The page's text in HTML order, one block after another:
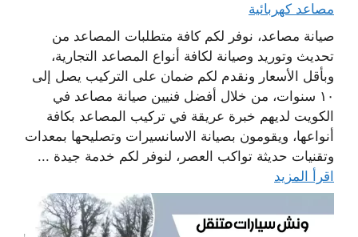
مصاعد كهربائية
صيانة مصاعد، نوفر لكم كافة متطلبات المصاعد من
تحديث وتوريد وصيانة لكافة أنواع المصاعد التجارية،
وبأقل الأسعار ونقدم لكم ضمان على التركيب يصل إلى
١٠ سنوات، من خلال أفضل فنيين صيانة مصاعد في
الكويت لديهم خبرة عريقة في تركيب المصاعد بكافة
أنواعها، ويقومون بصيانة الاسانسيرات وتصليحها بمعدات
وتقنيات حديثة تواكب العصر، لنوفر لكم خدمة جيدة ...
اقرأ المزيد